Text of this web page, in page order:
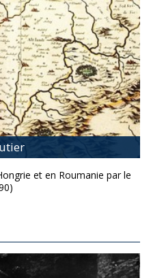
et en Roumanie par le